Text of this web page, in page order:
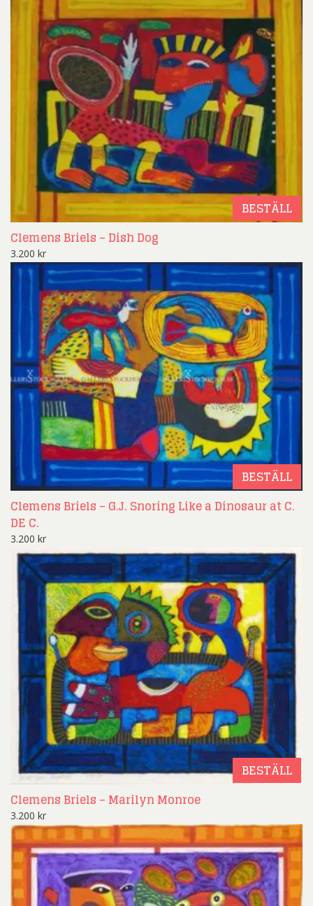
BESTÄLL
Clemens Briels – Dish Dog
3.200 kr
BESTÄLL
Clemens Briels – G.J. Snoring Like a Dinosaur at C.
DE C.
3.200 kr
BESTÄLL
Clemens Briels – Marilyn Monroe
3.200 kr